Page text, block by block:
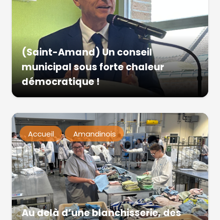
(Saint-Amand) Un conseil
municipal sous forte chaleur
démocratique !
Accueil Amandinois
Au delà d’une blanchisserie, des